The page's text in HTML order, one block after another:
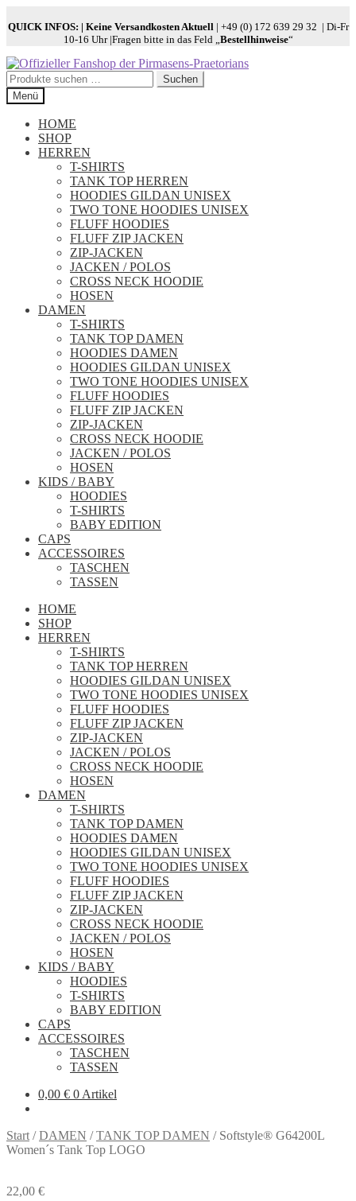
QUICK INFOS: | Keine Versandkosten Aktuell | +49 (0) 172 639 29 32 | Di-Fr
10-16 Uhr |Fragen bitte in das Feld „Bestellhinweise“
Zur
Navigation
springen
Zum
Inhalt
springen
Suchen
nach:
Suchen
Menü
HOME
SHOP
HERREN
T-SHIRTS
TANK TOP HERREN
HOODIES GILDAN UNISEX
TWO TONE HOODIES UNISEX
FLUFF HOODIES
FLUFF ZIP JACKEN
ZIP-JACKEN
JACKEN / POLOS
CROSS NECK HOODIE
HOSEN
DAMEN
T-SHIRTS
TANK TOP DAMEN
HOODIES DAMEN
HOODIES GILDAN UNISEX
TWO TONE HOODIES UNISEX
FLUFF HOODIES
FLUFF ZIP JACKEN
ZIP-JACKEN
CROSS NECK HOODIE
JACKEN / POLOS
HOSEN
KIDS / BABY
HOODIES
T-SHIRTS
BABY EDITION
CAPS
ACCESSOIRES
TASCHEN
TASSEN
HOME
SHOP
HERREN
T-SHIRTS
TANK TOP HERREN
HOODIES GILDAN UNISEX
TWO TONE HOODIES UNISEX
FLUFF HOODIES
FLUFF ZIP JACKEN
ZIP-JACKEN
JACKEN / POLOS
CROSS NECK HOODIE
HOSEN
DAMEN
T-SHIRTS
TANK TOP DAMEN
HOODIES DAMEN
HOODIES GILDAN UNISEX
TWO TONE HOODIES UNISEX
FLUFF HOODIES
FLUFF ZIP JACKEN
ZIP-JACKEN
CROSS NECK HOODIE
JACKEN / POLOS
HOSEN
KIDS / BABY
HOODIES
T-SHIRTS
BABY EDITION
CAPS
ACCESSOIRES
TASCHEN
TASSEN
0,00 € 0 Artikel
Start /DAMEN /TANK TOP DAMEN / Softstyle® G64200L
Women´s Tank Top LOGO
22,00 €